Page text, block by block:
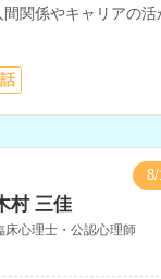
関係やキャリアの活
村 三佳
床心理士・公認心理師